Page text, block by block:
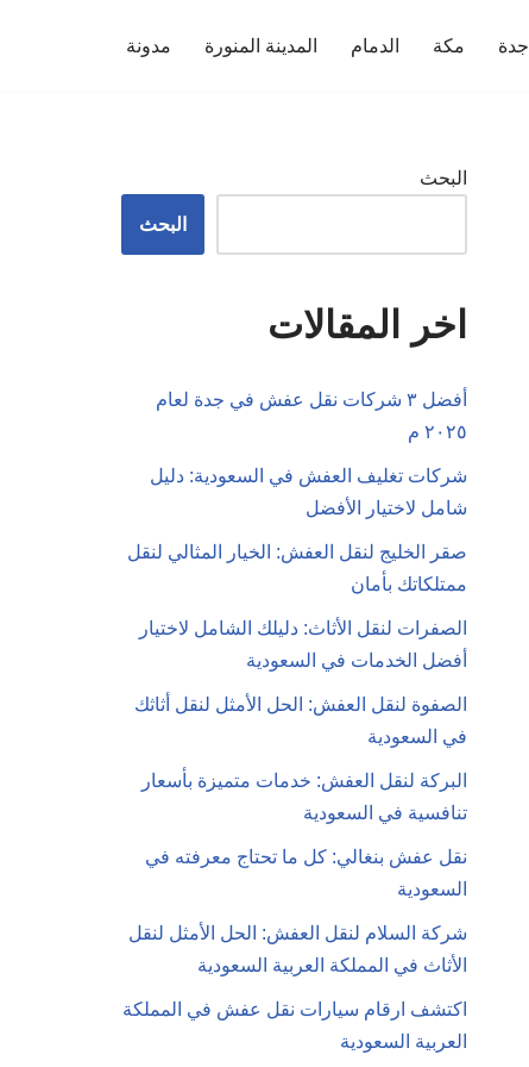
جدة مكة الدمام المدينة المنورة مدونة
البحث
البحث
اخر المقالات
أفضل ٣ شركات نقل عفش في جدة لعام
٢٠٢٥ م
شركات تغليف العفش في السعودية: دليل
شامل لاختيار الأفضل
صقر الخليج لنقل العفش: الخيار المثالي لنقل
ممتلكاتك بأمان
الصفرات لنقل الأثاث: دليلك الشامل لاختيار
أفضل الخدمات في السعودية
الصفوة لنقل العفش: الحل الأمثل لنقل أثاثك
في السعودية
البركة لنقل العفش: خدمات متميزة بأسعار
تنافسية في السعودية
نقل عفش بنغالي: كل ما تحتاج معرفته في
السعودية
شركة السلام لنقل العفش: الحل الأمثل لنقل
الأثاث في المملكة العربية السعودية
اكتشف ارقام سيارات نقل عفش في المملكة
العربية السعودية